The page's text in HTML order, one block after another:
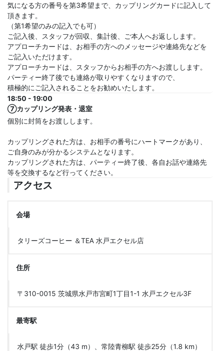
気になる方の番号を第3希望まで、カップリングカードに記入して
頂きます。
（第1希望のみの記入でも可）
ご記入後、スタッフが回収、集計後、ご本人へお返しします。
アプローチカードは、お相手の方へのメッセージや連絡先などを
ご記入いただけます。
アプローチカードは、スタッフからお相手の方へお渡しします。
パーティー終了後でも連絡が取りやすくなりますので、
積極的にご記入されることをお勧めいたします。
18:50 - 19:00
⑦カップリング発表・退室
個別に封筒をお渡しします。
カップリングされた方は、お相手の番号にハートマークがあり、
ご自身のみが分かるシステムとなります。
カップリングされた方は、パーティー終了後、各自お話や連絡先
等を交換するなど行ってください。
アクセス
会場
タリーズコーヒー ＆TEA 水戸エクセル店
住所
〒310-0015 茨城県水戸市宮町1丁目1-1 水戸エクセル3F
最寄駅
水戸駅 徒歩1分（43 m）、常陸青柳駅 徒歩25分（1.8 km）